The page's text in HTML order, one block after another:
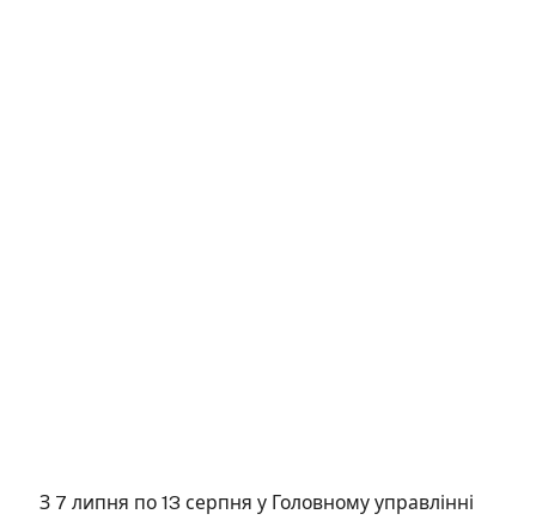
З 7 липня по 13 серпня у Головному управлінні